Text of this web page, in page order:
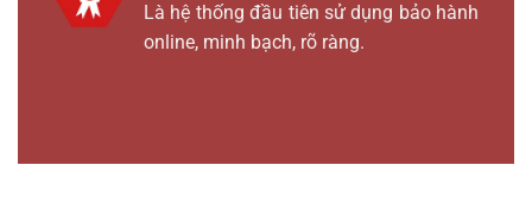
Là hệ thống đầu tiên sử dụng bảo hành
online, minh bạch, rõ ràng.